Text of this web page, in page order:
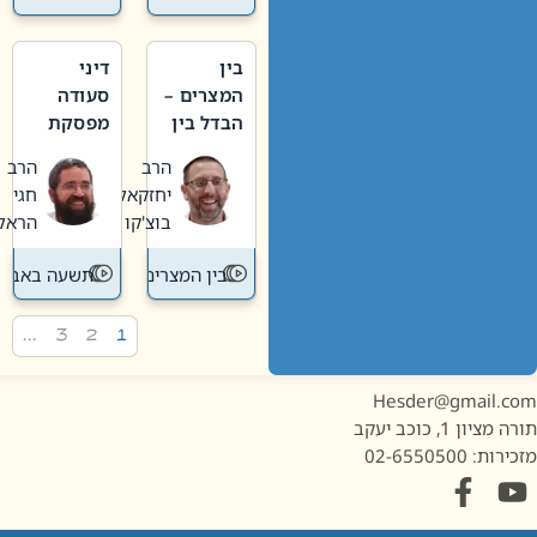
בין
המצרים –
הבדל בין
חדשה
לישנה
הרב
יחזקאל
בוצ'קו
בין המצרים
דיני
סעודה
מפסקת
תשעה
באב
הרב
חגי
הראל
תשעה באב
1, כוכב יעקב
02-6550500